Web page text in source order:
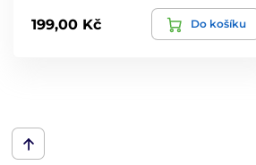
199,00 Kč Do košíku